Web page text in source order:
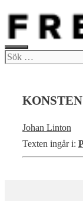
Hoppa
innehåll
MENY
Sök
Johan Linton
Texten ingår i: